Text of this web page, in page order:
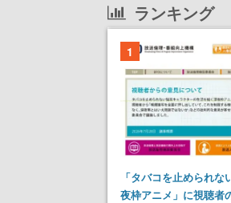
ランキング
1
「タバコを止められ
夜枠アニメ」に視聴者